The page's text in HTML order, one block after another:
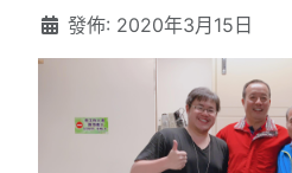
發佈: 2020年3月15日